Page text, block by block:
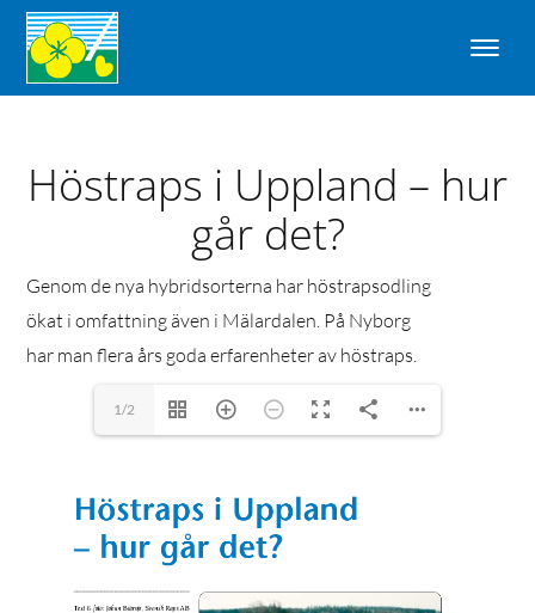
Höstraps i Uppland – hur
går det?
Genom de nya hybridsorterna har höstrapsodling
ökat i omfattning även i Mälardalen. På Nyborg
har man flera års goda erfarenheter av höstraps.
1/2